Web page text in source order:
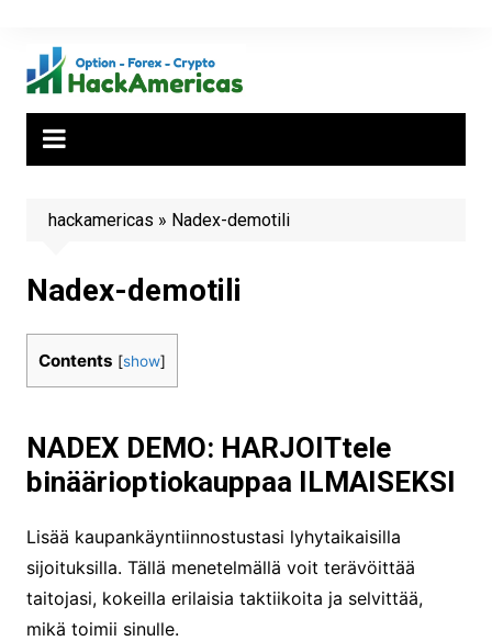
hackamericas » Nadex-demotili
Nadex-demotili
Contents [show]
NADEX DEMO: HARJOITtele
binäärioptiokauppaa ILMAISEKSI
Lisää kaupankäyntiinnostustasi lyhytaikaisilla
sijoituksilla. Tällä menetelmällä voit terävöittää
taitojasi, kokeilla erilaisia taktiikoita ja selvittää,
mikä toimii sinulle.